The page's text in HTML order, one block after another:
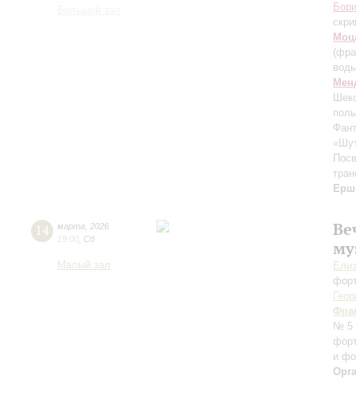
14 марта
2026
19:00 Сб
Малый зал
№ 5
и